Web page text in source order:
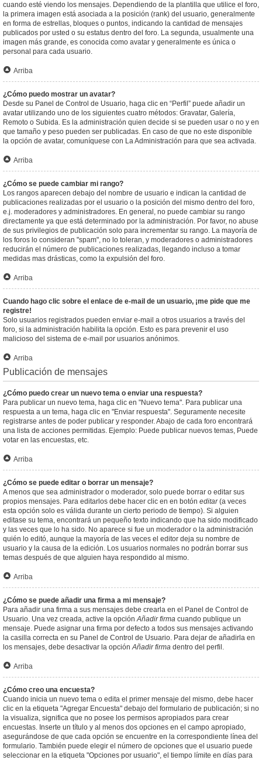
cuando esté viendo los mensajes. Dependiendo de la plantilla que utilice el foro,
la primera imagen está asociada a la posición (rank) del usuario, generalmente
en forma de estrellas, bloques o puntos, indicando la cantidad de mensajes
publicados por usted o su estatus dentro del foro. La segunda, usualmente una
imagen más grande, es conocida como avatar y generalmente es única o
personal para cada usuario.
Arriba
¿Cómo puedo mostrar un avatar?
Desde su Panel de Control de Usuario, haga clic en “Perfil” puede añadir un
avatar utilizando uno de los siguientes cuatro métodos: Gravatar, Galería,
Remoto o Subida. Es la administración quien decide si se pueden usar o no y en
que tamaño y peso pueden ser publicadas. En caso de que no este disponible
la opción de avatar, comuníquese con La Administración para que sea activada.
Arriba
¿Cómo se puede cambiar mi rango?
Los rangos aparecen debajo del nombre de usuario e indican la cantidad de
publicaciones realizadas por el usuario o la posición del mismo dentro del foro,
e.j. moderadores y administradores. En general, no puede cambiar su rango
directamente ya que está determinado por la administración. Por favor, no abuse
de sus privilegios de publicación solo para incrementar su rango. La mayoría de
los foros lo consideran "spam", no lo toleran, y moderadores o administradores
reducirán el número de publicaciones realizadas, llegando incluso a tomar
medidas mas drásticas, como la expulsión del foro.
Arriba
Cuando hago clic sobre el enlace de e-mail de un usuario, ¡me pide que me
registre!
Solo usuarios registrados pueden enviar e-mail a otros usuarios a través del
foro, si la administración habilita la opción. Esto es para prevenir el uso
malicioso del sistema de e-mail por usuarios anónimos.
Arriba
Publicación de mensajes
¿Cómo puedo crear un nuevo tema o enviar una respuesta?
Para publicar un nuevo tema, haga clic en "Nuevo tema". Para publicar una
respuesta a un tema, haga clic en "Enviar respuesta". Seguramente necesite
registrarse antes de poder publicar y responder. Abajo de cada foro encontrará
una lista de acciones permitidas. Ejemplo: Puede publicar nuevos temas, Puede
votar en las encuestas, etc.
Arriba
¿Cómo se puede editar o borrar un mensaje?
A menos que sea administrador o moderador, solo puede borrar o editar sus
propios mensajes. Para editarlos debe hacer clic en en botón editar(a veces
esta opción solo es válida durante un cierto periodo de tiempo). Si alguien
editase su tema, encontrará un pequeño texto indicando que ha sido modificado
y las veces que lo ha sido. No aparece si fue un moderador o la administración
quién lo editó, aunque la mayoría de las veces el editor deja su nombre de
usuario y la causa de la edición. Los usuarios normales no podrán borrar sus
temas después de que alguien haya respondido al mismo.
Arriba
¿Cómo se puede añadir una firma a mi mensaje?
Para añadir una firma a sus mensajes debe crearla en el Panel de Control de
Usuario. Una vez creada, active la opciónAñadir firma cuando publique un
mensaje. Puede asignar una firma por defecto a todos sus mensajes activando
la casilla correcta en su Panel de Control de Usuario. Para dejar de añadirla en
los mensajes, debe desactivar la opciónAñadir firma dentro del perfil.
Arriba
¿Cómo creo una encuesta?
Cuando inicia un nuevo tema o edita el primer mensaje del mismo, debe hacer
clic en la etiqueta "Agregar Encuesta" debajo del formulario de publicación; si no
la visualiza, significa que no posee los permisos apropiados para crear
encuestas. Inserte un título y al menos dos opciones en el campo apropiado,
asegurándose de que cada opción se encuentre en la correspondiente línea del
formulario. También puede elegir el número de opciones que el usuario puede
seleccionar en la etiqueta "Opciones por usuario", el tiempo límite en días para